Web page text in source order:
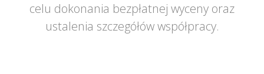
celu dokonania bezpłatnej wyceny oraz
ustalenia szczegółów współpracy.